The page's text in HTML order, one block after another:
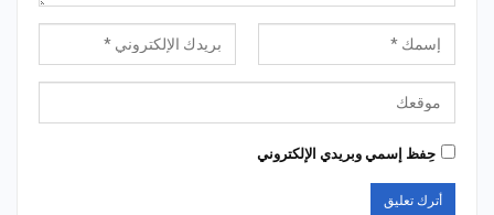
حِفظ إسمي وبريدي الإلكتروني